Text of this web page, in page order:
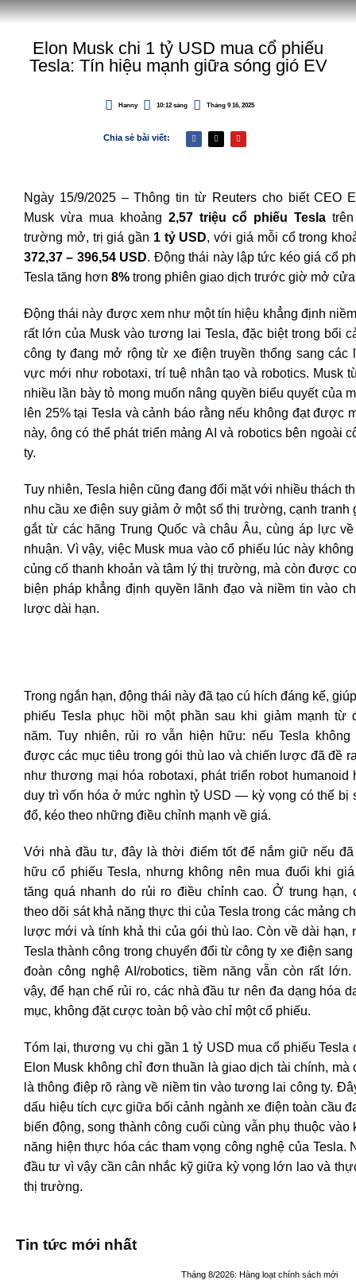
Elon Musk chi 1 tỷ USD mua cổ phiếu
Tesla: Tín hiệu mạnh giữa sóng gió EV
Hanny 10:12 sáng Tháng 9 16, 2025
Chia sẻ bài viết:
Ngày 15/9/2025 – Thông tin từ Reuters cho biết CEO
Musk vừa mua khoảng 2,57 triệu cổ phiếu Tesla
trường mở, trị giá gần 1 tỷ USD, với giá mỗi cổ trong
372,37 – 396,54 USD. Động thái này lập tức kéo giá cổ
Tesla tăng hơn 8% trong phiên giao dịch trước giờ mở
Động thái này được xem như một tín hiệu khẳng định
rất lớn của Musk vào tương lai Tesla, đặc biệt trong bối
công ty đang mở rộng từ xe điện truyền thống sang các
vực mới như robotaxi, trí tuệ nhân tạo và robotics. Musk
nhiều lần bày tỏ mong muốn nâng quyền biểu quyết của
lên 25% tại Tesla và cảnh báo rằng nếu không đạt được
này, ông có thể phát triển mảng AI và robotics bên ngoài
ty.
Tuy nhiên, Tesla hiện cũng đang đối mặt với nhiều thách
nhu cầu xe điện suy giảm ở một số thị trường, cạnh tranh
gắt từ các hãng Trung Quốc và châu Âu, cùng áp lực
nhuận. Vì vậy, việc Musk mua vào cổ phiếu lúc này
củng cố thanh khoản và tâm lý thị trường, mà còn được
biện pháp khẳng định quyền lãnh đạo và niềm tin vào
lược dài hạn.
Trong ngắn hạn, động thái này đã tạo cú hích đáng kể,
phiếu Tesla phục hồi một phần sau khi giảm mạnh từ
năm. Tuy nhiên, rủi ro vẫn hiện hữu: nếu Tesla không
được các mục tiêu trong gói thù lao và chiến lược đã đề
như thương mại hóa robotaxi, phát triển robot humanoid
duy trì vốn hóa ở mức nghìn tỷ USD — kỳ vọng có thể bị
đổ, kéo theo những điều chỉnh mạnh về giá.
Với nhà đầu tư, đây là thời điểm tốt để nắm giữ nếu
hữu cổ phiếu Tesla, nhưng không nên mua đuổi khi
tăng quá nhanh do rủi ro điều chỉnh cao. Ở trung hạn,
theo dõi sát khả năng thực thi của Tesla trong các mảng
lược mới và tính khả thi của gói thù lao. Còn về dài hạn,
Tesla thành công trong chuyển đổi từ công ty xe điện sang
đoàn công nghệ AI/robotics, tiềm năng vẫn còn rất lớn.
vậy, để hạn chế rủi ro, các nhà đầu tư nên đa dạng hóa
mục, không đặt cược toàn bộ vào chỉ một cổ phiếu.
Tóm lại, thương vụ chi gần 1 tỷ USD mua cổ phiếu Tesla
Elon Musk không chỉ đơn thuần là giao dịch tài chính, mà
là thông điệp rõ ràng về niềm tin vào tương lai công ty.
dấu hiệu tích cực giữa bối cảnh ngành xe điện toàn cầu
biến động, song thành công cuối cùng vẫn phụ thuộc vào
năng hiện thực hóa các tham vọng công nghệ của Tesla.
đầu tư vì vậy cần cân nhắc kỹ giữa kỳ vọng lớn lao và
thị trường.
Tin tức mới nhất
Tháng 8/2026: Hàng loạt chính sách mới